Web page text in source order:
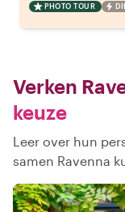
PHOTO TOUR
Verken
keuze
Leer over hun
samen Ravenna